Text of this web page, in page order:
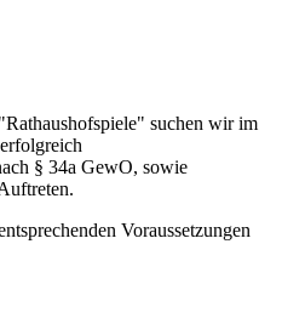
suchen wir im
§ 34a GewO, sowie
Voraussetzungen